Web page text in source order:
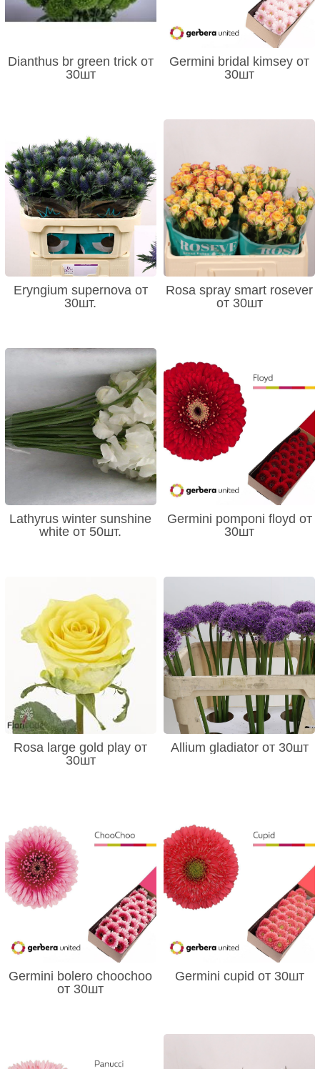
Dianthus br green trick от
30шт
Germini bridal kimsey от
30шт
Eryngium supernova от
30шт.
Rosa spray smart rosever
от 30шт
Lathyrus winter sunshine
white от 50шт.
Germini pomponi floyd от
30шт
Rosa large gold play от
30шт
Allium gladiator от 30шт
Germini bolero choochoo
от 30шт
Germini cupid от 30шт